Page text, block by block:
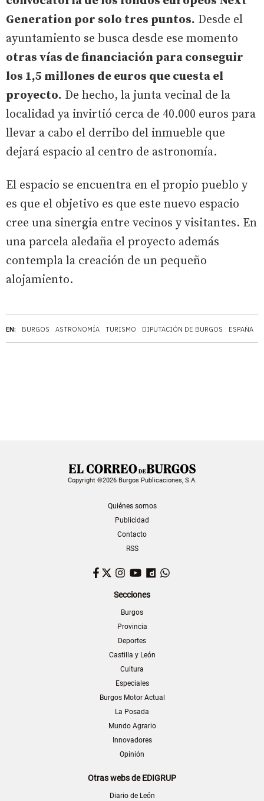
EN: BURGOS ASTRONOMÍA TURISMO DIPUTACIÓN DE BURGOS ESPAÑA
Generation por solo tres puntos. Desde el
ayuntamiento se busca desde ese momento
otras vías de financiación para conseguir
los 1,5 millones de euros que cuesta el
proyecto. De hecho, la junta vecinal de la
localidad ya invirtió cerca de 40.000 euros para
llevar a cabo el derribo del inmueble que
dejará espacio al centro de astronomía.
El espacio se encuentra en el propio pueblo y
es que el objetivo es que este nuevo espacio
cree una sinergia entre vecinos y visitantes. En
una parcela aledaña el proyecto además
contempla la creación de un pequeño
alojamiento.
Copyright ©2026 Burgos Publicaciones, S.A.
Quiénes somos
Publicidad
Contacto
RSS
Facebook
TwitterInstagram
YouTubeDailymotion
Secciones
Burgos
Provincia
Deportes
Castilla y León
Cultura
Especiales
Burgos Motor Actual
La Posada
Mundo Agrario
Innovadores
Opinión
Otras webs de EDIGRUP
Diario de León